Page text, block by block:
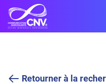
Retourner à la